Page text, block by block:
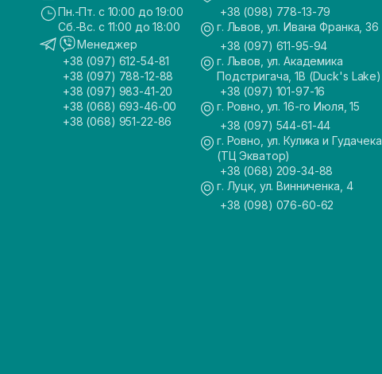
Пн.-Пт. с 10:00 до 19:00
Сб.-Вс. с 11:00 до 18:00
Менеджер
+38 (097) 612-54-81
+38 (097) 788-12-88
+38 (097) 983-41-20
+38 (068) 693-46-00
+38 (068) 951-22-86
+38 (098) 778-13-79
г. Львов, ул. Ивана Франка, 36
+38 (097) 611-95-94
г. Львов, ул. Академика
Подстригача, 1В (Duck's Lake)
+38 (097) 101-97-16
г. Ровно, ул. 16-го Июля, 15
+38 (097) 544-61-44
г. Ровно, ул. Кулика и
(ТЦ Экватор)
+38 (068) 209-34-88
г. Луцк, ул. Винниченка, 4
+38 (098) 076-60-62